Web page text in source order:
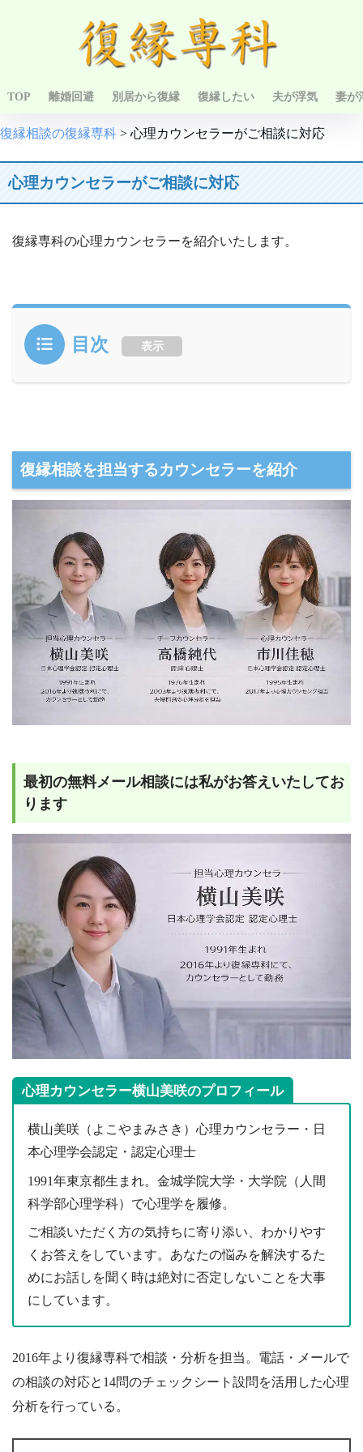
TOP 離婚回避 別居から復縁 復縁したい 夫が浮気 妻が
復縁相談の復縁専科 > 心理カウンセラーがご相談に対応
心理カウンセラーがご相談に対応
復縁専科の心理カウンセラーを紹介いたします。
目次 表示
復縁相談を担当するカウンセラーを紹介
最初の無料メール相談には私がお答えいたしてお
ります
心理カウンセラー横山美咲のプロフィール
横山美咲（よこやまみさき）心理カウンセラー・日
本心理学会認定・認定心理士
1991年東京都生まれ。金城学院大学・大学院（人間
科学部心理学科）で心理学を履修。
ご相談いただく方の気持ちに寄り添い、わかりやす
くお答えをしています。あなたの悩みを解決するた
めにお話しを聞く時は絶対に否定しないことを大事
にしています。
2016年より復縁専科で相談・分析を担当。電話・メールで
の相談の対応と14問のチェックシート設問を活用した心理
分析を行っている。